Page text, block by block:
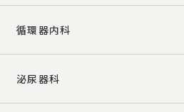
循環器内科
泌尿器科